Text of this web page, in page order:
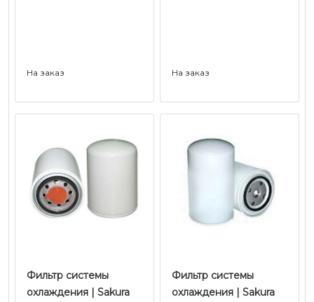
На заказ На заказ
Фильтр системы
охлаждения | Sakura
Фильтр системы
охлаждения | Sakura